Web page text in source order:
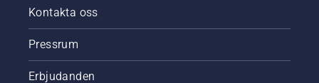
helt
Kontakta oss
Pressrum
Erbjudanden